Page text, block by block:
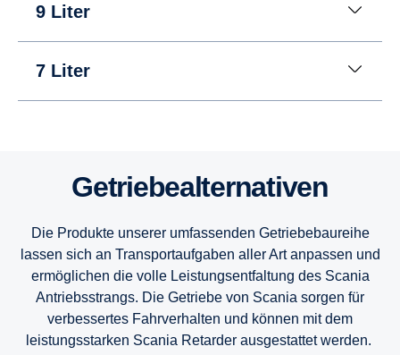
9 Liter
7 Liter
7 Liter
Getriebealternativen
Die Produkte unserer umfassenden Getriebebaureihe
lassen sich an Transportaufgaben aller Art anpassen und
ermöglichen die volle Leistungsentfaltung des Scania
Antriebsstrangs. Die Getriebe von Scania sorgen für
verbessertes Fahrverhalten und können mit dem
leistungsstarken Scania Retarder ausgestattet werden.